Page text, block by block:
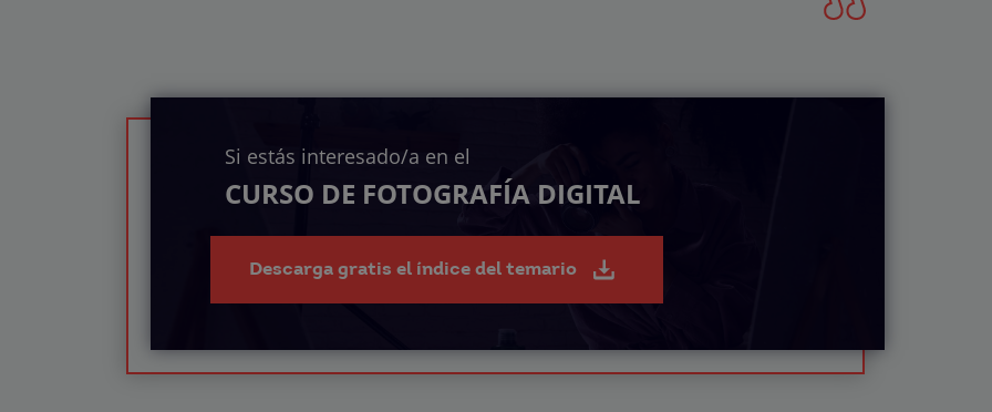
Si estás interesado/a en el
CURSO DE FOTOGRAFÍA DIGITAL
Descarga gratis el índice del temario